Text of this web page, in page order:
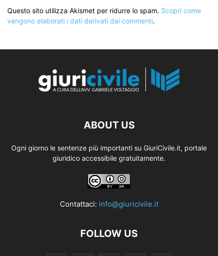
Questo sito utilizza Akismet per ridurre lo spam. Scopri come
vengono elaborati i dati derivati dai commenti.
ABOUT US
Ogni giorno le sentenze più importanti su GiuriCivile.it, portale
giuridico accessibile gratuitamente.
Contattaci: info@giuricivile.it
FOLLOW US